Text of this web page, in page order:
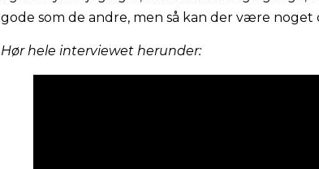
gode som de andre, men så kan der være
Hør hele interviewet herunder: